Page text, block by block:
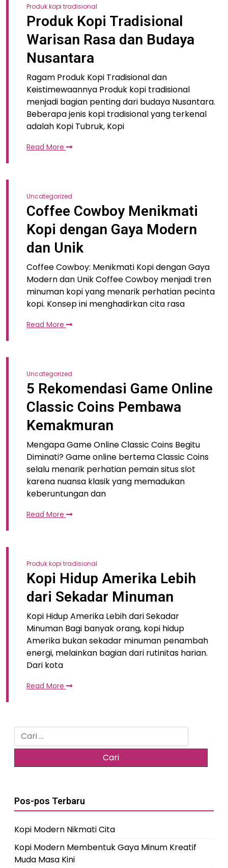
Produk kopi tradisional
Produk Kopi Tradisional
Warisan Rasa dan Budaya
Nusantara
Ragam Produk Kopi Tradisional dan
Keistimewaannya Produk kopi tradisional
menjadi bagian penting dari budaya Nusantara.
Beberapa jenis kopi tradisional yang terkenal
adalah Kopi Tubruk, Kopi
Read More
Uncategorized
Coffee Cowboy Menikmati
Kopi dengan Gaya Modern
dan Unik
Coffee Cowboy: Menikmati Kopi dengan Gaya
Modern dan Unik Coffee Cowboy menjadi tren
minuman kopi yang menarik perhatian pecinta
kopi. Konsep ini menghadirkan cita rasa
Read More
Uncategorized
5 Rekomendasi Game Online
Classic Coins Pembawa
Kemakmuran
Mengapa Game Online Classic Coins Begitu
Diminati? Game online bertema Classic Coins
selalu menarik perhatian pemain situs slot
karena nuansa klasik yang memadukan
keberuntungan dan
Read More
Produk kopi tradisional
Kopi Hidup Amerika Lebih
dari Sekadar Minuman
Kopi Hidup Amerika Lebih dari Sekadar
Minuman Bagi banyak orang, kopi hidup
Amerika bukan sekadar minuman penambah
energi, melainkan bagian dari rutinitas harian.
Dari kota
Read More
Cari
untuk:
Pos-pos Terbaru
Kopi Modern Nikmati Cita
Kopi Modern Membentuk Gaya Minum Kreatif
Muda Masa Kini